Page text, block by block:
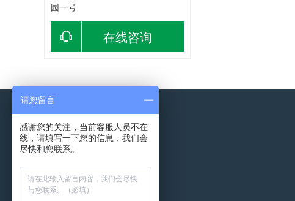
园一号
在线咨询
产品中心
请您留言
感谢您的关注，当前客服人员不在
线，请填写一下您的信息，我们会
尽快和您联系。